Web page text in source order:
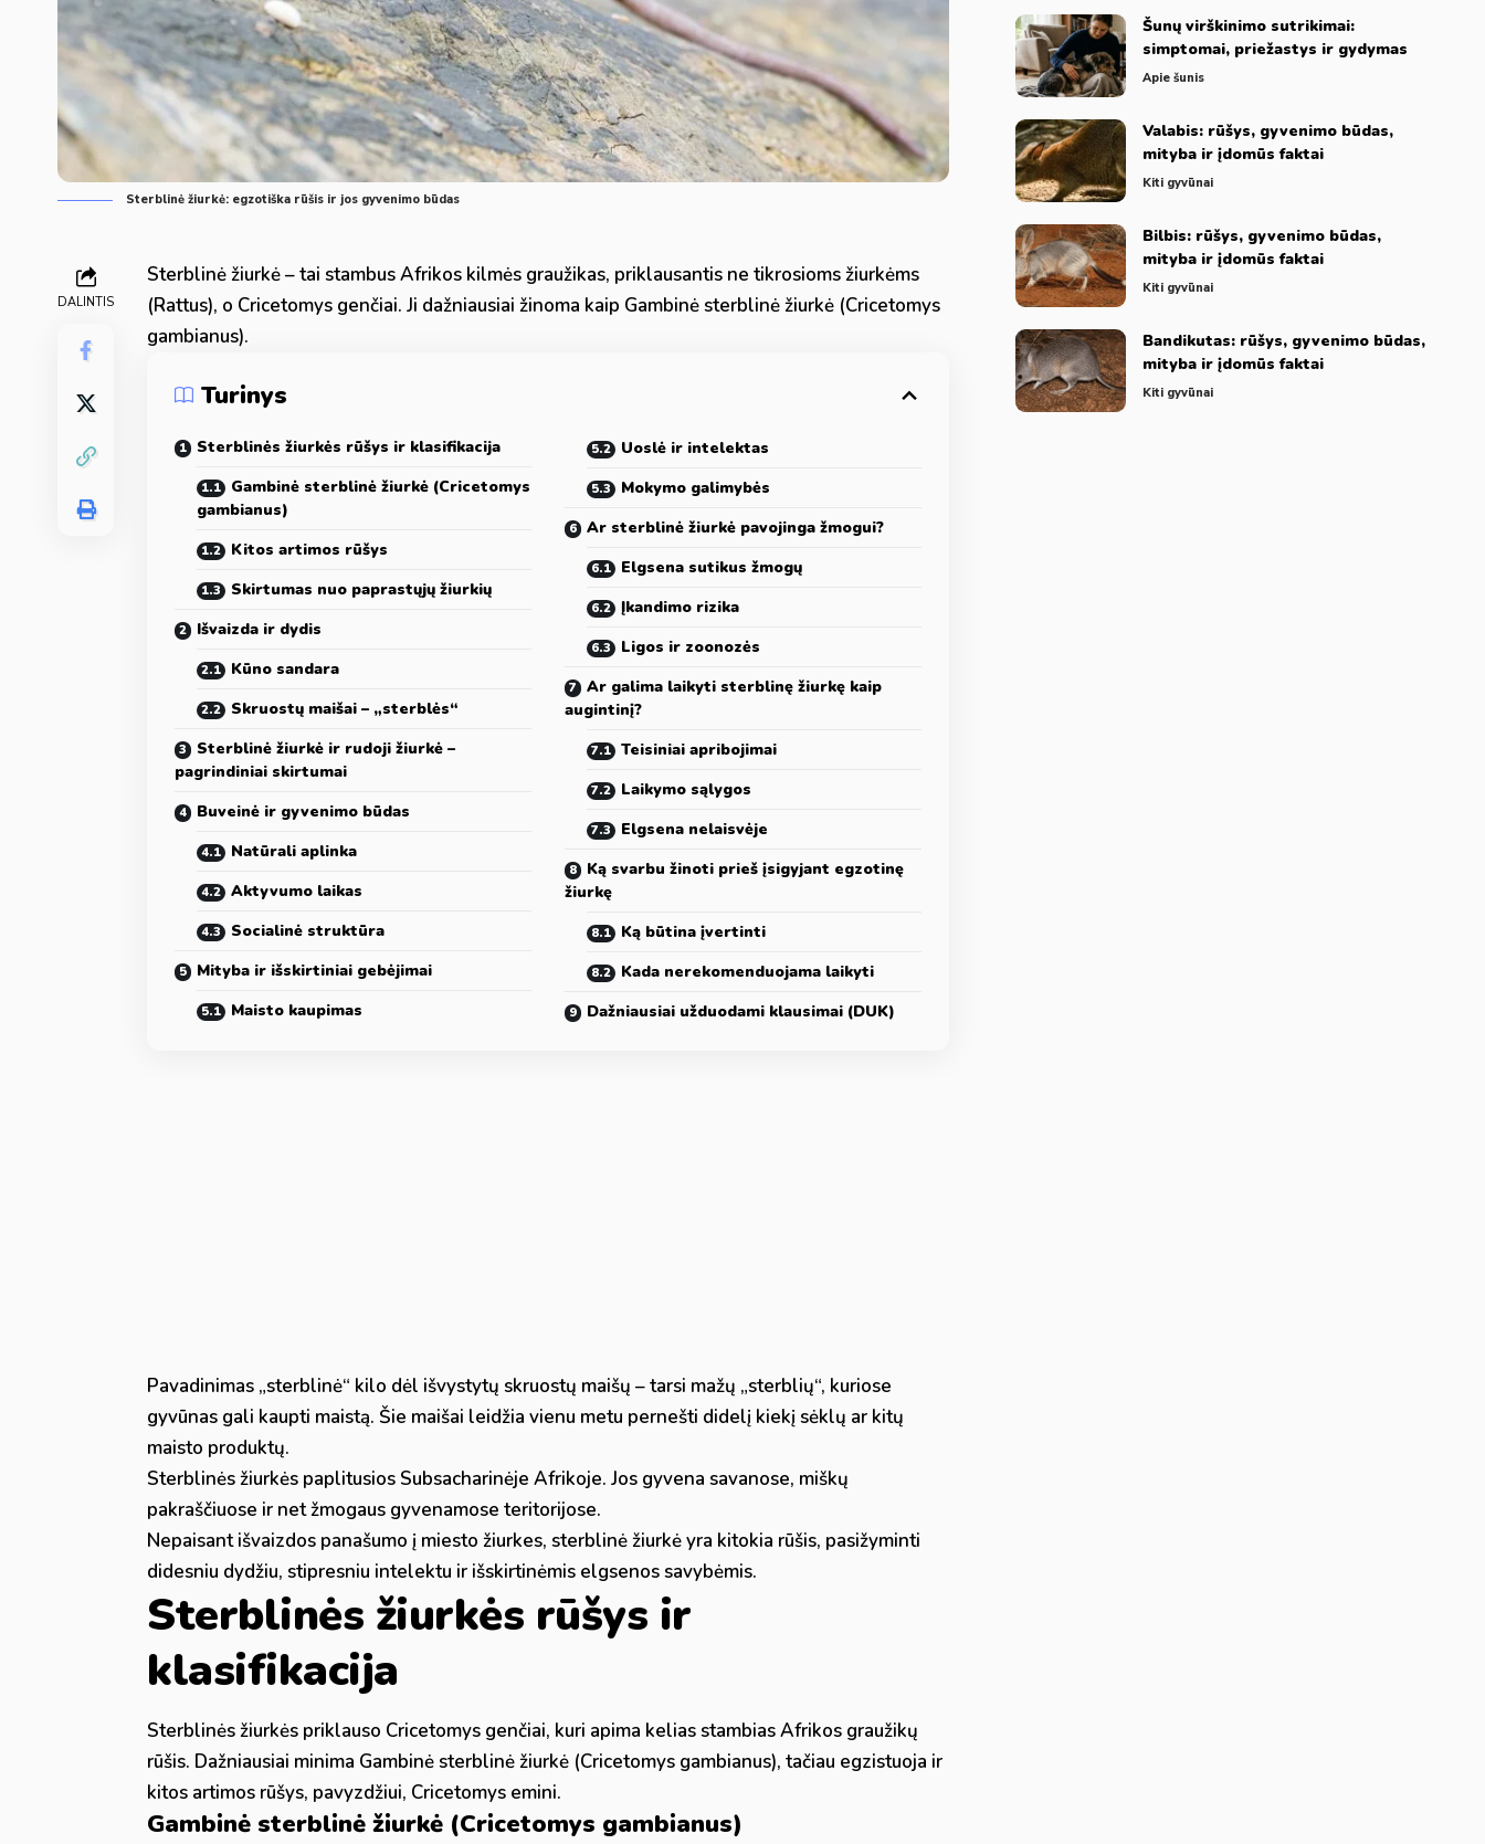
Sterblinė žiurkė: egzotiška rūšis ir jos gyvenimo būdas
DALINTIS
Sterblinė žiurkė – tai stambus Afrikos kilmės graužikas, priklausantis ne tikrosioms žiurkėms
(Rattus), o Cricetomys genčiai. Ji dažniausiai žinoma kaip Gambinė sterblinė žiurkė (Cricetomys
gambianus).
Turinys
Sterblinės žiurkės rūšys ir klasifikacija
Gambinė sterblinė žiurkė (Cricetomys
gambianus)
Kitos artimos rūšys
Skirtumas nuo paprastųjų žiurkių
Išvaizda ir dydis
Kūno sandara
Skruostų maišai – „sterblės“
Sterblinė žiurkė ir rudoji žiurkė –
pagrindiniai skirtumai
Buveinė ir gyvenimo būdas
Natūrali aplinka
Aktyvumo laikas
Socialinė struktūra
Mityba ir išskirtiniai gebėjimai
Maisto kaupimas
Uoslė ir intelektas
Mokymo galimybės
Ar sterblinė žiurkė pavojinga žmogui?
Elgsena sutikus žmogų
Įkandimo rizika
Ligos ir zoonozės
Ar galima laikyti sterblinę žiurkę kaip
augintinį?
Teisiniai apribojimai
Laikymo sąlygos
Elgsena nelaisvėje
Ką svarbu žinoti prieš įsigyjant egzotinę
žiurkę
Ką būtina įvertinti
Kada nerekomenduojama laikyti
Dažniausiai užduodami klausimai (DUK)
Pavadinimas „sterblinė“ kilo dėl išvystytų skruostų maišų – tarsi mažų „sterblių“, kuriose
gyvūnas gali kaupti maistą. Šie maišai leidžia vienu metu pernešti didelį kiekį sėklų ar kitų
maisto produktų.
Sterblinės žiurkės paplitusios Subsacharinėje Afrikoje. Jos gyvena savanose, miškų
pakraščiuose ir net žmogaus gyvenamose teritorijose.
Nepaisant išvaizdos panašumo į miesto žiurkes, sterblinė žiurkė yra kitokia rūšis, pasižyminti
didesniu dydžiu, stipresniu intelektu ir išskirtinėmis elgsenos savybėmis.
Sterblinės žiurkės rūšys ir
klasifikacija
Sterblinės žiurkės priklauso Cricetomys genčiai, kuri apima kelias stambias Afrikos graužikų
rūšis. Dažniausiai minima Gambinė sterblinė žiurkė (Cricetomys gambianus), tačiau egzistuoja ir
kitos artimos rūšys, pavyzdžiui, Cricetomys emini.
Gambinė sterblinė žiurkė (Cricetomys gambianus)
Šunų virškinimo sutrikimai:
simptomai, priežastys ir gydymas
Apie šunis
Valabis: rūšys, gyvenimo būdas,
mityba ir įdomūs faktai
Kiti gyvūnai
Bilbis: rūšys, gyvenimo būdas,
mityba ir įdomūs faktai
Kiti gyvūnai
Bandikutas: rūšys, gyvenimo būdas,
mityba ir įdomūs faktai
Kiti gyvūnai